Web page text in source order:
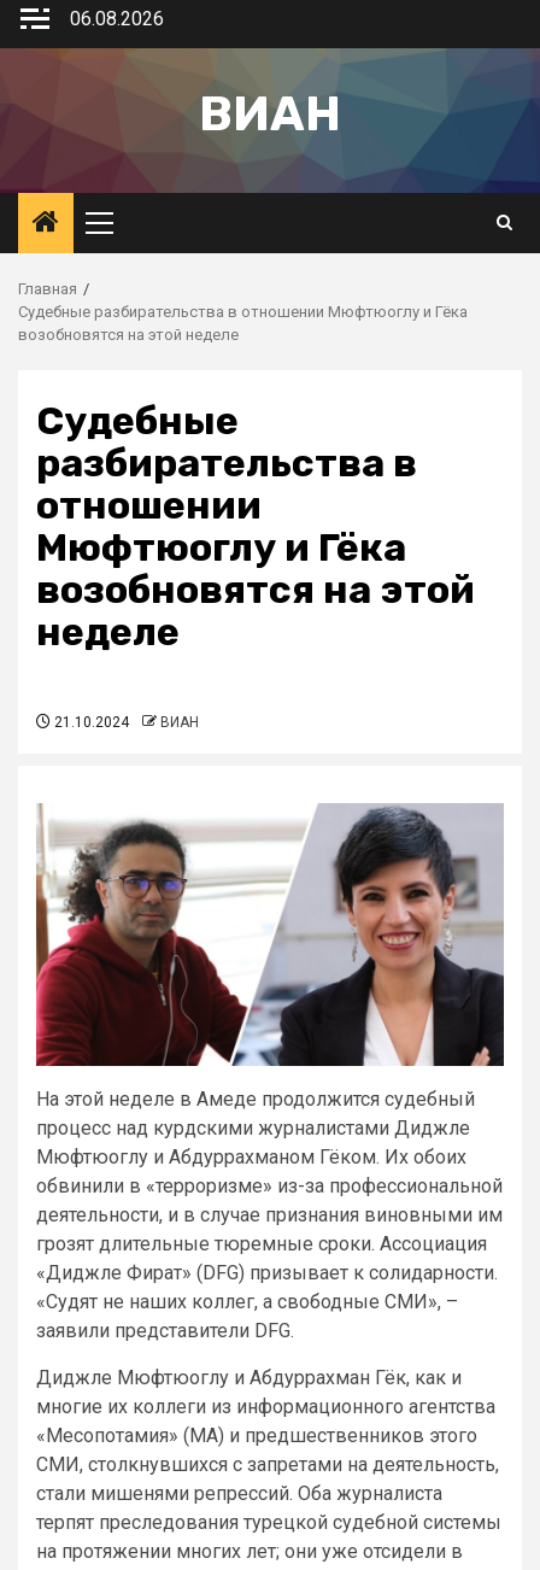
06.08.2026
ВИАН
Главная
Судебные разбирательства в отношении Мюфтюоглу и Гёка
возобновятся на этой неделе
Судебные
разбирательства в
отношении
Мюфтюоглу и Гёка
возобновятся на этой
неделе
21.10.2024 ВИАН
На этой неделе в Амеде продолжится судебный
процесс над курдскими журналистами Диджле
Мюфтюоглу и Абдуррахманом Гёком. Их обоих
обвинили в «терроризме» из-за профессиональной
деятельности, и в случае признания виновными им
грозят длительные тюремные сроки. Ассоциация
«Диджле Фират» (DFG) призывает к солидарности.
«Судят не наших коллег, а свободные СМИ», –
заявили представители DFG.
Диджле Мюфтюоглу и Абдуррахман Гёк, как и
многие их коллеги из информационного агентства
«Месопотамия» (МА) и предшественников этого
СМИ, столкнувшихся с запретами на деятельность,
стали мишенями репрессий. Оба журналиста
терпят преследования турецкой судебной системы
на протяжении многих лет; они уже отсидели в